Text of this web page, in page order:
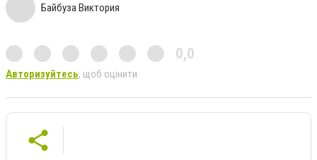
Байбуза Виктория
0,0
Авторизуйтесь, щоб оцінити